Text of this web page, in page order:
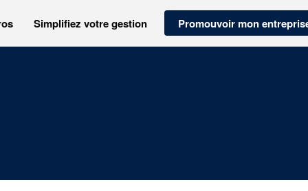
Simplifiez votre gestion Promouvoir mon